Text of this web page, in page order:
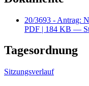
20/3693 - Antrag:
PDF | 184 KB —
Tagesordnung
Sitzungsverlauf